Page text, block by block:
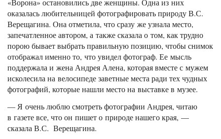
«Ворона» остановились две женщины. Одна из них
оказалась любительницей фотографировать природу В.С.
Верещагина. Она отметила, что сразу же узнала место,
запечатленное автором, а также сказала о том, как трудно
порою бывает выбрать правильную позицию, чтобы снимок
отображал именно то, что увидел фотограф. Ее мысль
поддержала и жена Андрея Алена, которая вместе с мужем
исколесила на велосипеде заветные места ради тех чудных
фотографий, которые нашли место на выставке в музее.
— Я очень люблю смотреть фотографии Андрея, читаю
в газете все, что он пишет о природе нашего края, —
сказала В.С. Верещагина.